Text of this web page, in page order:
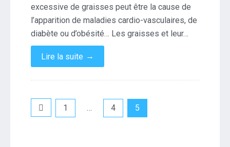
excessive de graisses peut être la cause de
l’apparition de maladies cardio-vasculaires, de
diabète ou d’obésité… Les graisses et leur…
Lire la suite →
Pagination
1 … 4 5